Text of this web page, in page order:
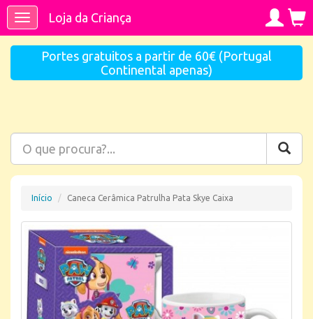
ToggleLoja da Criança
Portes gratuitos a partir de 60€ (Portugal
Continental apenas)
Início Caneca Cerâmica Patrulha Pata Skye Caixa